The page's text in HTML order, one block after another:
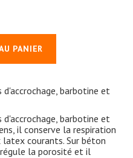
PANIER
barbotine et
barbotine et
il conserve la respiration
courants. Sur béton
la porosité et il